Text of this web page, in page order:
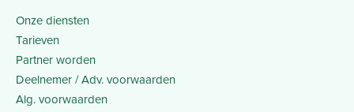
Onze diensten
Tarieven
Partner worden
Deelnemer / Adv. voorwaarden
Alg. voorwaarden